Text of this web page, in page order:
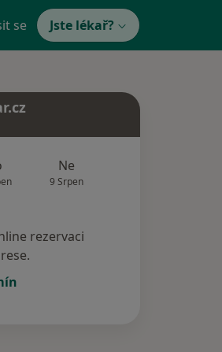
se Jste lékař?
Ne
9 Srpen
rezervaci